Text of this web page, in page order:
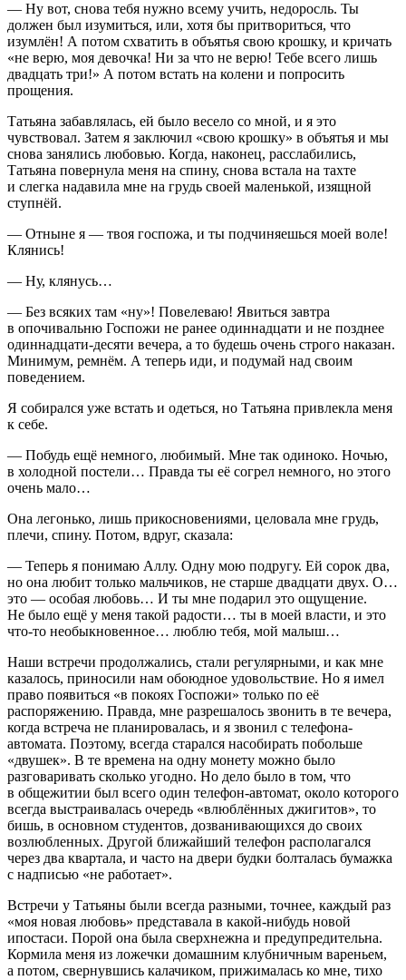
— Ну вот, снова тебя нужно всему учить, недоросль. Ты
должен был изумиться, или, хотя бы притвориться, что
изумлён! А потом схватить в объятья свою крошку, и кричать
«не верю, моя девочка! Ни за что не верю! Тебе всего лишь
двадцать три!» А потом встать на колени и попросить
прощения.
Татьяна забавлялась, ей было весело со мной, и я это
чувствовал. Затем я заключил «свою крошку» в объятья и мы
снова занялись любовью. Когда, наконец, расслабились,
Татьяна повернула меня на спину, снова встала на тахте
и слегка надавила мне на грудь своей маленькой, изящной
ступнёй.
— Отныне я — твоя госпожа, и ты подчиняешься моей воле!
Клянись!
— Ну, клянусь…
— Без всяких там «ну»! Повелеваю! Явиться завтра
в опочивальню Госпожи не ранее одиннадцати и не позднее
одиннадцати-десяти вечера, а то будешь очень строго наказан.
Минимум, ремнём. А теперь иди, и подумай над своим
поведением.
Я собирался уже встать и одеться, но Татьяна привлекла меня
к себе.
— Побудь ещё немного, любимый. Мне так одиноко. Ночью,
в холодной постели… Правда ты её согрел немного, но этого
очень мало…
Она легонько, лишь прикосновениями, целовала мне грудь,
плечи, спину. Потом, вдруг, сказала:
— Теперь я понимаю Аллу. Одну мою подругу. Ей сорок два,
но она любит только мальчиков, не старше двадцати двух. О…
это — особая любовь… И ты мне подарил это ощущение.
Не было ещё у меня такой радости… ты в моей власти, и это
что-то необыкновенное… люблю тебя, мой малыш…
Наши встречи продолжались, стали регулярными, и как мне
казалось, приносили нам обоюдное удовольствие. Но я имел
право появиться «в покоях Госпожи» только по её
распоряжению. Правда, мне разрешалось звонить в те вечера,
когда встреча не планировалась, и я звонил с телефона-
автомата. Поэтому, всегда старался насобирать побольше
«двушек». В те времена на одну монету можно было
разговаривать сколько угодно. Но дело было в том, что
в общежитии был всего один телефон-автомат, около которого
всегда выстраивалась очередь «влюблённых джигитов», то
бишь, в основном студентов, дозванивающихся до своих
возлюбленных. Другой ближайший телефон располагался
через два квартала, и часто на двери будки болталась бумажка
с надписью «не работает».
Встречи у Татьяны были всегда разными, точнее, каждый раз
«моя новая любовь» представала в какой-нибудь новой
ипостаси. Порой она была сверхнежна и предупредительна.
Кормила меня из ложечки домашним клубничным вареньем,
а потом, свернувшись калачиком, прижималась ко мне, тихо